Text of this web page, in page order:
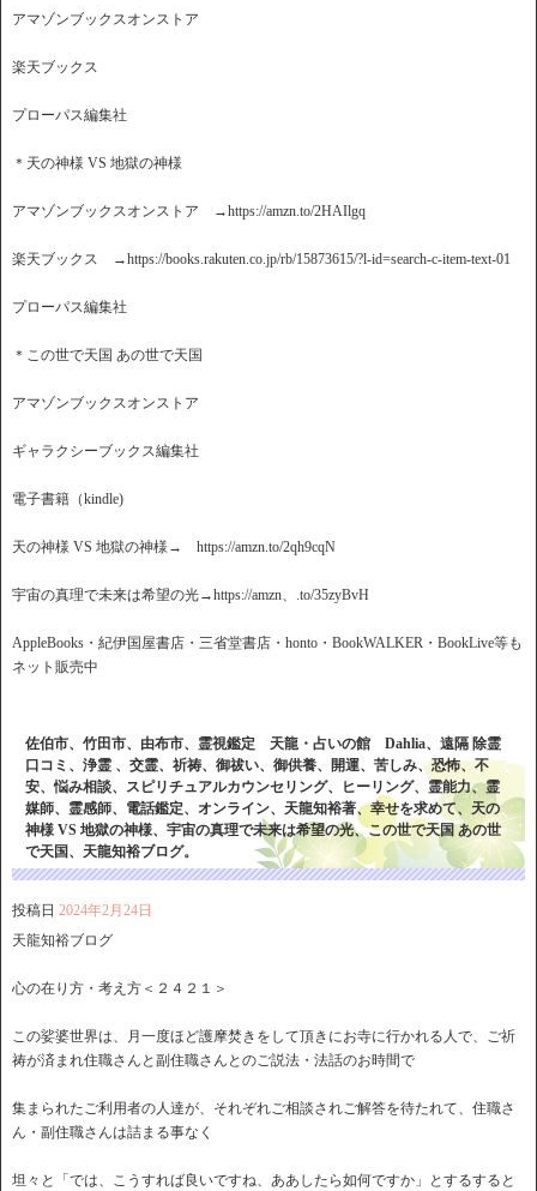
アマゾンブックスオンストア
楽天ブックス
プローパス編集社
＊天の神様 VS 地獄の神様
アマゾンブックスオンストア →https://amzn.to/2HAIlgq
楽天ブックス →https://books.rakuten.co.jp/rb/15873615/?l-id=search-c-item-text-01
プローパス編集社
＊この世で天国 あの世で天国
アマゾンブックスオンストア
ギャラクシーブックス編集社
電子書籍（kindle)
天の神様 VS 地獄の神様→ https://amzn.to/2qh9cqN
宇宙の真理で未来は希望の光→https://amzn、.to/35zyBvH
AppleBooks・紀伊国屋書店・三省堂書店・honto・BookWALKER・BookLive等も
ネット販売中
佐伯市、竹田市、由布市、霊視鑑定 天龍・占いの館 Dahlia、遠隔 除霊
口コミ、浄霊 、交霊、祈祷、御祓い、御供養、開運、苦しみ、恐怖、不
安、悩み相談、スピリチュアルカウンセリング、ヒーリング、霊能力、霊
媒師、霊感師、電話鑑定、オンライン、天龍知裕著、幸せを求めて、天の
神様 VS 地獄の神様、宇宙の真理で未来は希望の光、この世で天国 あの世
で天国、天龍知裕ブログ。
投稿日 2024年2月24日
天龍知裕ブログ
心の在り方・考え方＜２４２１＞
この娑婆世界は、月一度ほど護摩焚きをして頂きにお寺に行かれる人で、ご祈
祷が済まれ住職さんと副住職さんとのご説法・法話のお時間で
集まられたご利用者の人達が、それぞれご相談されご解答を待たれて、住職さ
ん・副住職さんは詰まる事なく
坦々と「では、こうすれば良いですね、ああしたら如何ですか」とするすると